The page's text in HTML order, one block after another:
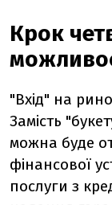
Крок
"Вхід" на
Замість
можна буде
фінансової
послуги з